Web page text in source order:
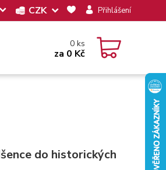
CZK Přihlášení
0 ks
za 0 Kč
do historických